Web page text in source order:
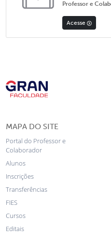
Professor e
Acesse
MAPA DO SITE
Portal do Professor e
Colaborador
Alunos
Inscrições
Transferências
FIES
Cursos
Editais